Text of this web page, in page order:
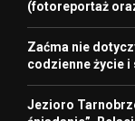
(fotoreportaż
Zaćma nie
codzienne życie
Jezioro